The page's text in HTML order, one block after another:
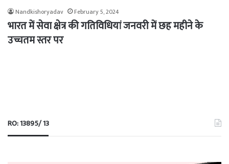
Nandkishoryadav February 5, 2024
भारत में सेवा क्षेत्र की गतिविधियां जनवरी में छह महीने के
उच्चतम स्तर पर
RO: 13895/ 13